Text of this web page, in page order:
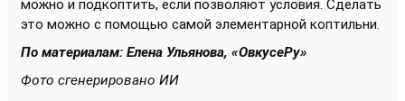
можно и подкоптить, если позволяют условия. Сделать
это можно с помощью самой элементарной коптильни.
По материалам: Елена Ульянова, «ОвкусеРу»
Фото сгенерировано ИИ